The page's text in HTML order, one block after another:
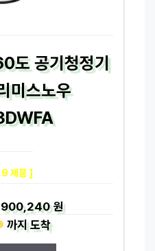
도 공기청정기
미스노우
제품 ]
900,240 원
까지도착